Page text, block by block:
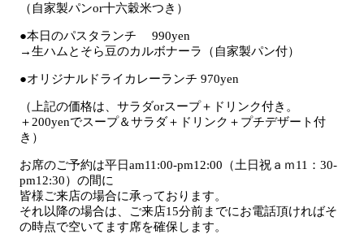
（自家製パンor十六穀米つき）
●本日のパスタランチ 990yen
→生ハムとそら豆のカルボナーラ（自家製パン付）
●オリジナルドライカレーランチ 970yen
（上記の価格は、サラダorスープ＋ドリンク付き。
＋200yenでスープ＆サラダ＋ドリンク＋プチデザート付
き）
お席のご予約は平日am11:00-pm12:00（土日祝ａｍ11：30‐
pm12:30）の間に
皆様ご来店の場合に承っております。
それ以降の場合は、ご来店15分前までにお電話頂ければそ
の時点で空いてます席を確保します。